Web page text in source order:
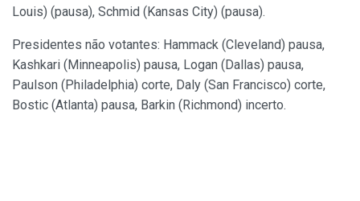
Louis) (pausa), Schmid (Kansas City) (pausa).
Presidentes não votantes: Hammack (Cleveland) pausa,
Kashkari (Minneapolis) pausa, Logan (Dallas) pausa,
Paulson (Philadelphia) corte, Daly (San Francisco) corte,
Bostic (Atlanta) pausa, Barkin (Richmond) incerto.